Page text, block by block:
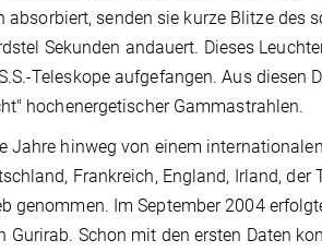
senden sie kurze Blitze des
Sekunden andauert. Dieses
Teleskope aufgefangen. Aus diesen
hochenergetischer Gammastrahlen.
Jahre hinweg von einem
Frankreich, England, Irland, der
genommen. Im September 2004
Schon mit den ersten Daten